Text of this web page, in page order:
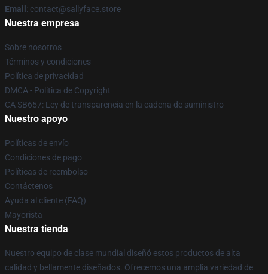
Email : contact@sallyface.store
Nuestra empresa
Sobre nosotros
Términos y condiciones
Política de privacidad
DMCA - Política de Copyright
CA SB657: Ley de transparencia en la cadena de suministro
Nuestro apoyo
Políticas de envío
Condiciones de pago
Políticas de reembolso
Contáctenos
Ayuda al cliente (FAQ)
Mayorista
Nuestra tienda
Nuestro equipo de clase mundial diseñó estos productos de alta
calidad y bellamente diseñados. Ofrecemos una amplia variedad de